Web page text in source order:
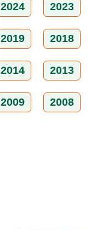
2024 2023
2019 2018
2014 2013
2009 2008